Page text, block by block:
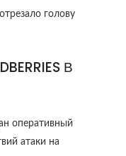
голову
В
оперативный
атаки на